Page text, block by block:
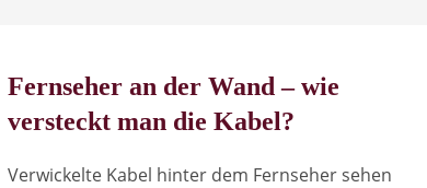
Fernseher an der Wand – wie
versteckt man die Kabel?
Verwickelte Kabel hinter dem Fernseher sehen